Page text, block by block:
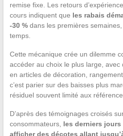
remise fixe. Les retours
cours indiquent que les rabais
-30 %dans les premières semaines,
temps.
Cette mécanique crée un dilemme
accéder au choix le plus large,
en articles de décoration,
c’est parier sur des baisses plus
résiduel souvent limité aux
D’après des témoignages croisés
consommateurs, les derniers
afficher des décotes allant